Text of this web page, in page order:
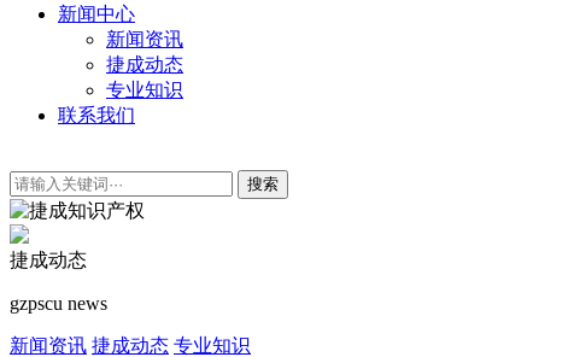
新闻中心
新闻资讯
捷成动态
专业知识
联系我们
搜索
捷成动态
gzpscu news
新闻资讯 捷成动态 专业知识